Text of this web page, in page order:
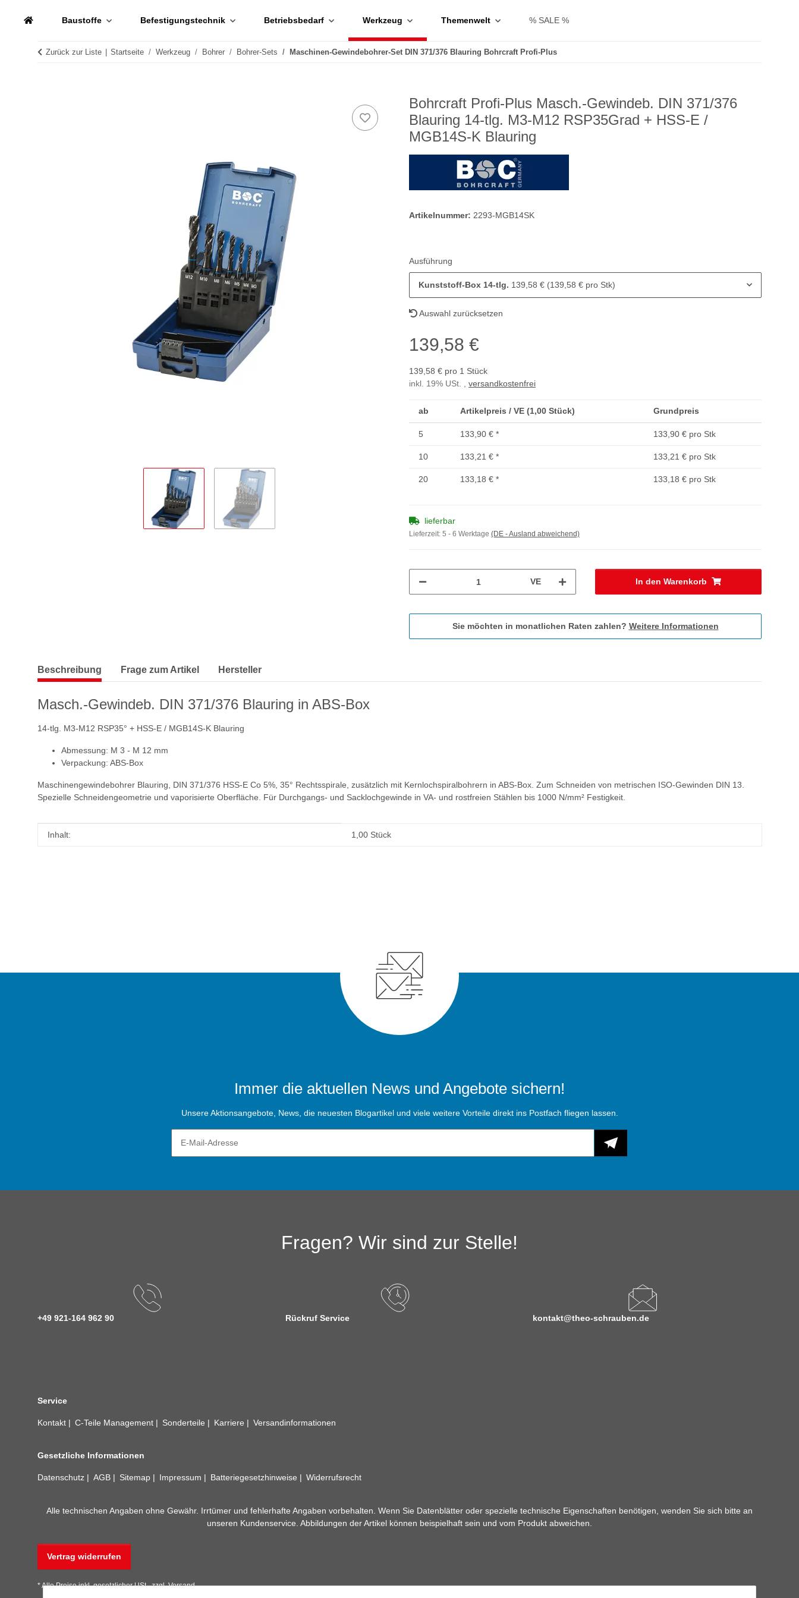
Baustoffe Befestigungstechnik Betriebsbedarf Werkzeug Themenwelt % SALE %
Zurück zur Liste Startseite Werkzeug Bohrer Bohrer-Sets Maschinen-Gewindebohrer-Set DIN 371/376 Blauring Bohrcraft Profi-Plus
Bohrcraft Profi-Plus Masch.-Gewindeb. DIN 371/376
Blauring 14-tlg. M3-M12 RSP35Grad + HSS-E /
MGB14S-K Blauring
Artikelnummer: 2293-MGB14SK
Ausführung
Kunststoff-Box 14-tlg. 139,58 € (139,58 € pro Stk)
Auswahl zurücksetzen
139,58 €
139,58 € pro 1 Stück
inkl. 19% USt. , versandkostenfrei
ab Artikelpreis / VE (1,00 Stück) Grundpreis
5 133,90 € * 133,90 € pro Stk
10 133,21 € * 133,21 € pro Stk
20 133,18 € * 133,18 € pro Stk
lieferbar
Lieferzeit: 5 - 6 Werktage (DE - Ausland abweichend)
VE In den Warenkorb
Sie möchten in monatlichen Raten zahlen? Weitere Informationen
Beschreibung Frage zum Artikel Hersteller
Masch.-Gewindeb. DIN 371/376 Blauring in ABS-Box
14-tlg. M3-M12 RSP35° + HSS-E / MGB14S-K Blauring
Abmessung: M 3 - M 12 mm
Verpackung: ABS-Box
Maschinengewindebohrer Blauring, DIN 371/376 HSS-E Co 5%, 35° Rechtsspirale, zusätzlich mit Kernlochspiralbohrern in ABS-Box. Zum Schneiden von metrischen ISO-Gewinden DIN 13.
Spezielle Schneidengeometrie und vaporisierte Oberfläche. Für Durchgangs- und Sacklochgewinde in VA- und rostfreien Stählen bis 1000 N/mm² Festigkeit.
Produkteigenschaft
Wert
Inhalt: 1,00 Stück
Immer die aktuellen News und Angebote sichern!
Unsere Aktionsangebote, News, die neuesten Blogartikel und viele weitere Vorteile direkt ins Postfach fliegen lassen.
Fragen? Wir sind zur Stelle!
+49 921-164 962 90 Rückruf Service kontakt@theo-schrauben.de
Service
Kontakt C-Teile Management Sonderteile Karriere Versandinformationen
Gesetzliche Informationen
Datenschutz AGB Sitemap Impressum Batteriegesetzhinweise Widerrufsrecht
Alle technischen Angaben ohne Gewähr. Irrtümer und fehlerhafte Angaben vorbehalten. Wenn Sie Datenblätter oder spezielle technische Eigenschaften benötigen, wenden Sie sich bitte an
unseren Kundenservice. Abbildungen der Artikel können beispielhaft sein und vom Produkt abweichen.
Vertrag widerrufen
* Alle Preise inkl. gesetzlicher USt., zzgl.Versand